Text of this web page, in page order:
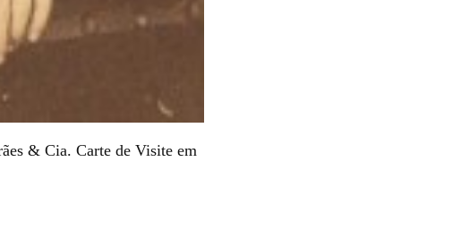
& Cia. Carte de Visite em